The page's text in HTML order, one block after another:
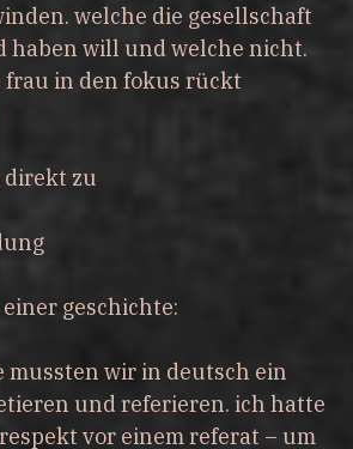
welche die gesellschaft
haben will und welche nicht.
frau in den fokus rückt
direkt zu
geschichte:
mussten wir in deutsch ein
und referieren. ich hatte
vor einem referat – um